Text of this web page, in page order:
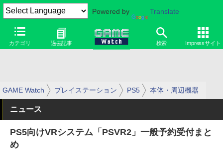
Powered by Translate
カテゴリ 過去記事 検索 Impressサイト
GAME Watch プレイステーション PS5 本体・周辺機器
ニュース
PS5向けVRシステム「PSVR2」一般予約受付まと
め